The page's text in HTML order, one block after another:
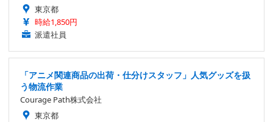
東京都
時給1,850円
派遣社員
「アニメ関連商品の出荷・仕分けスタッフ」人気グッズを扱
う物流作業
Courage Path株式会社
東京都